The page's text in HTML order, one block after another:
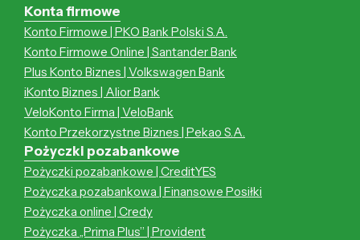
Konta firmowe
Konto Firmowe | PKO Bank Polski S.A.
Konto Firmowe Online | Santander Bank
Plus Konto Biznes | Volkswagen Bank
iKonto Biznes | Alior Bank
VeloKonto Firma | VeloBank
Konto Przekorzystne Biznes | Pekao S.A.
Pożyczki pozabankowe
Pożyczki pozabankowe | CreditYES
Pożyczka pozabankowa | Finansowe Posiłki
Pożyczka online | Credy
Pożyczka „Prima Plus” | Provident